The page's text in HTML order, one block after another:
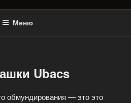
Меню
Ubacs
обмундирования — это это